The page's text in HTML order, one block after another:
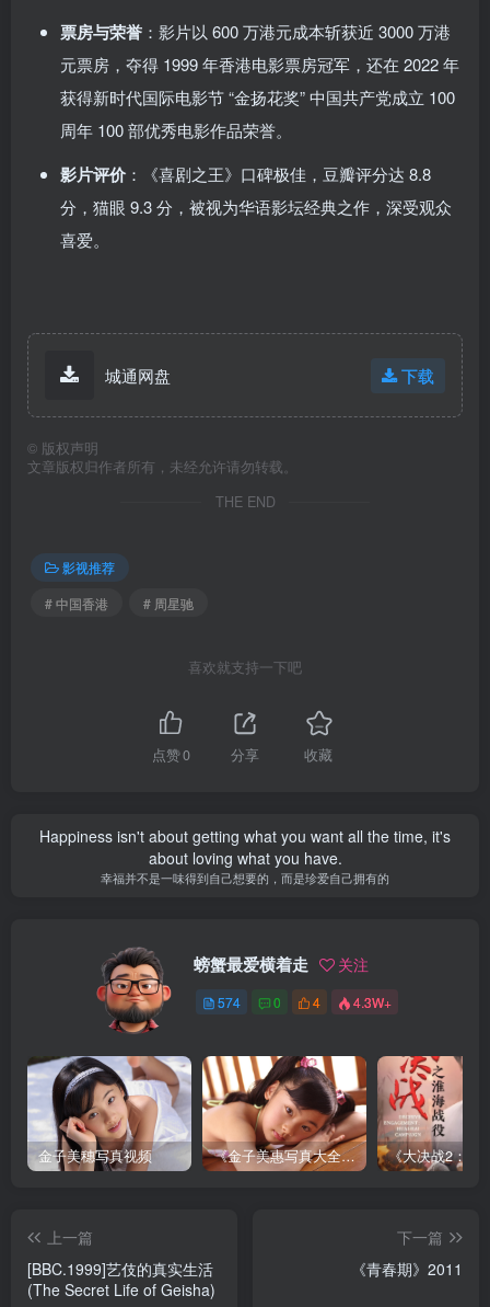
票房与荣誉 ：影片以 600 万港元成本斩获近 3000 万港
元票房，夺得 1999 年香港电影票房冠军，还在 2022 年
获得新时代国际电影节 “金扬花奖” 中国共产党成立 100
周年 100 部优秀电影作品荣誉。
影片评价 ：《喜剧之王》口碑极佳，豆瓣评分达 8.8
分，猫眼 9.3 分，被视为华语影坛经典之作，深受观众
喜爱。
城通网盘 下载
© 版权声明
文章版权归作者所有，未经允许请勿转载。
THE END
影视推荐
# 中国香港
# 周星驰
喜欢就支持一下吧
点赞0 分享 收藏
Happiness isn't about getting what you want all the time, it's
about loving what you have.
幸福并不是一味得到自己想要的，而是珍爱自己拥有的
螃蟹最爱横着走 关注
574 0 4 4.3W+
金子美穗写真视频 《金子美惠写真大全》第一卷
上一篇
[BBC.1999]艺伎的真实生活
(The Secret Life of Geisha)
下一篇
《青春期》2011